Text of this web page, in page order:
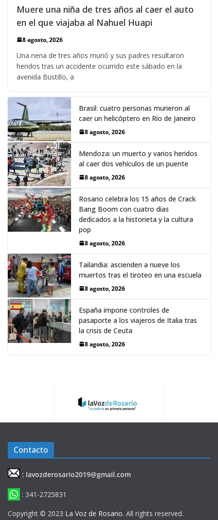
Muere una niña de tres años al caer el auto
en el que viajaba al Nahuel Huapi
8 agosto, 2026
Una nena de tres años murió y sus padres resultaron
heridos tras un accidente ocurrido este sábado en la
avenida Bustillo, a
Brasil: cuatro personas murieron al
caer un helicóptero en Río de Janeiro
8 agosto, 2026
Mendoza: un muerto y varios heridos
al caer dos vehículos de un puente
8 agosto, 2026
Rosario celebra los 15 años de Crack
Bang Boom con cuatro días
dedicados a la historieta y la cultura
pop
8 agosto, 2026
Tailandia: ascienden a nueve los
muertos tras el tiroteo en una escuela
8 agosto, 2026
España impone controles de
pasaporte a los viajeros de Italia tras
la crisis de Ceuta
8 agosto, 2026
Contacto
: lavozderosario2019@gmail.com
: 341-2725831
Copyright © 2023 La Voz de Rosario. All rights reserved.